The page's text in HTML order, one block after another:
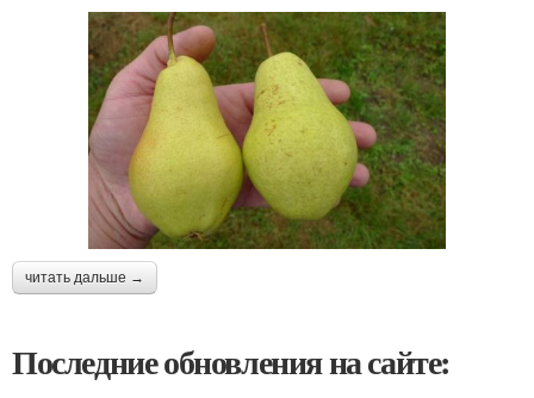
читать дальше →
Последние обновления на сайте: